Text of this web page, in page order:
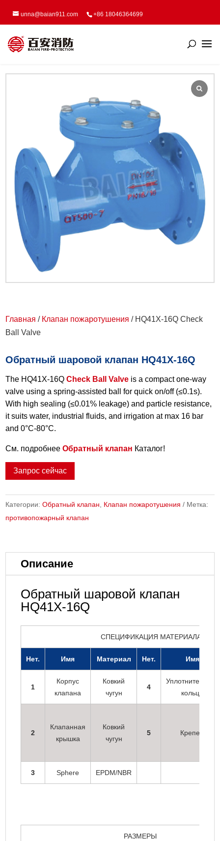
unna@baian911.com +86 18046364699
Главная / Клапан пожаротушения / HQ41X-16Q Check
Ball Valve
Обратный шаровой клапан HQ41X-16Q
The HQ41X-16QCheck Ball Valve is a compact one-way
valve using a spring-assisted ball for quick on/off (≤0.1s).
With high sealing (≤0.01% leakage) and particle resistance,
it suits water, industrial fluids, and irrigation at max 16 bar
and 0°C-80°C.
См. подробнееОбратный клапан Каталог!
Запрос сейчас
Категории:Обратный клапан Клапан пожаротушения
Метка:
противопожарный клапан
Описание
Обратный шаровой клапан
HQ41X-16Q
СПЕЦИФИКАЦИЯ МАТЕРИАЛА
Нет. Имя Материал Нет. Имя
1
Корпус
клапана
Ковкий
чугун
4
Уплотнительное
кольцо
2
Клапанная
крышка
Ковкий
чугун
5 Крепеж
3 Sphere EPDM/NBR
РАЗМЕРЫ